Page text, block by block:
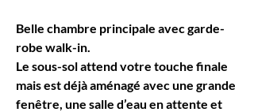
Belle chambre principale avec garde-
robe walk-in.
Le sous-sol attend votre touche finale
mais est déjà aménagé avec une grande
fenêtre, une salle d’eau en attente et